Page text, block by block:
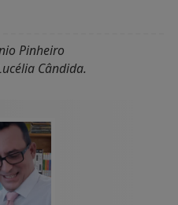
Pinheiro
Cândida.